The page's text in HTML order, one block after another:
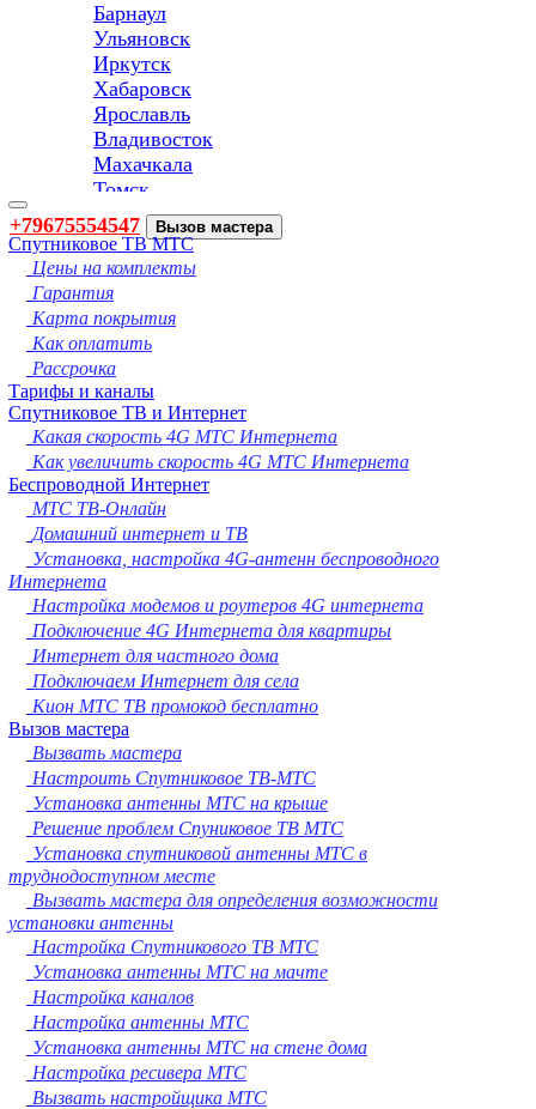
Барнаул
Ульяновск
Иркутск
Хабаровск
Ярославль
Владивосток
Махачкала
Томск
Оренбург
Кемерово
Новокузнецк
Рязань
Астрахань
Набережные Челны
Пенза
Липецк
Киров
Чебоксары
Тула
Калининград
Балашиха
Курск
Севастополь
Улан-Удэ
Ставрополь
Сочи
Тверь
Магнитогорск
Иваново
Брянск
Белгород
Сургут
Владимир
Нижний Тагил
Архангельск
Чита
Симферополь
Калуга
Смоленск
Волжский
Саранск
Курган
Череповец
Орёл
+79675554547 Вызов мастера
Toggle
navigation
Спутниковое ТВ МТС
Цены на комплекты
Гарантия
Карта покрытия
Как оплатить
Рассрочка
Тарифы и каналы
Спутниковое ТВ и Интернет
Какая скорость 4G МТС Интернета
Как увеличить скорость 4G МТС Интернета
Беспроводной Интернет
МТС ТВ-Онлайн
Домашний интернет и ТВ
Установка, настройка 4G-антенн беспроводного
Интернета
Настройка модемов и роутеров 4G интернета
Подключение 4G Интернета для квартиры
Интернет для частного дома
Подключаем Интернет для села
Кион МТС ТВ промокод бесплатно
Вызов мастера
Вызвать мастера
Настроить Спутниковое ТВ-МТС
Установка антенны МТС на крыше
Решение проблем Спуниковое ТВ МТС
Установка спутниковой антенны МТС в
труднодоступном месте
Вызвать мастера для определения возможности
установки антенны
Настройка Спутникового ТВ МТС
Установка антенны МТС на мачте
Настройка каналов
Настройка антенны МТС
Установка антенны МТС на стене дома
Настройка ресивера МТС
Вызвать настройщика МТС